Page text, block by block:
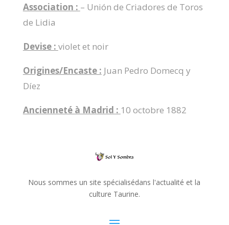
Association : – Unión de Criadores de Toros
de Lidia
Devise : violet et noir
Origines/Encaste : Juan Pedro Domecq y
Díez
Ancienneté à Madrid : 10 octobre 1882
Nous sommes un site spécialisédans l'actualité et la
culture Taurine.